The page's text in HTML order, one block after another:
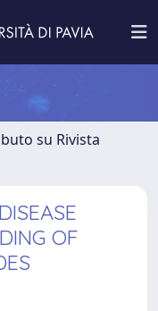
su Rivista
OF